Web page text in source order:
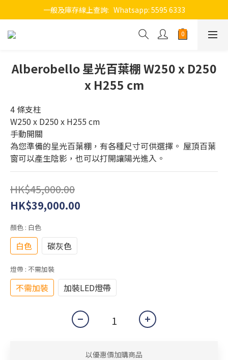
一般及庫存線上查詢:   Whatsapp: 5595 6333
Alberobello 星光百葉棚 W250 x D250
x H255 cm
4 條支柱
W250 x D250 x H255 cm
手動開關
為您準備的星光百葉棚，有各種尺寸可供選擇。 屋頂百葉
窗可以產生陰影，也可以打開讓陽光進入。
HK$45,000.00
HK$39,000.00
顏色 : 白色
白色 碳灰色
燈帶 : 不需加裝
不需加裝 加裝LED燈帶
以優惠價加購商品